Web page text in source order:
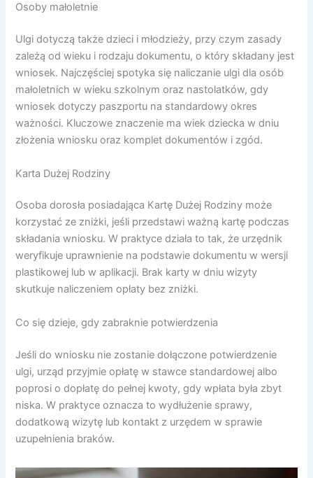
Osoby małoletnie
Ulgi dotyczą także dzieci i młodzieży, przy czym zasady
zależą od wieku i rodzaju dokumentu, o który składany jest
wniosek. Najczęściej spotyka się naliczanie ulgi dla osób
małoletnich w wieku szkolnym oraz nastolatków, gdy
wniosek dotyczy paszportu na standardowy okres
ważności. Kluczowe znaczenie ma wiek dziecka w dniu
złożenia wniosku oraz komplet dokumentów i zgód.
Karta Dużej Rodziny
Osoba dorosła posiadająca Kartę Dużej Rodziny może
korzystać ze zniżki, jeśli przedstawi ważną kartę podczas
składania wniosku. W praktyce działa to tak, że urzędnik
weryfikuje uprawnienie na podstawie dokumentu w wersji
plastikowej lub w aplikacji. Brak karty w dniu wizyty
skutkuje naliczeniem opłaty bez zniżki.
Co się dzieje, gdy zabraknie potwierdzenia
Jeśli do wniosku nie zostanie dołączone potwierdzenie
ulgi, urząd przyjmie opłatę w stawce standardowej albo
poprosi o dopłatę do pełnej kwoty, gdy wpłata była zbyt
niska. W praktyce oznacza to wydłużenie sprawy,
dodatkową wizytę lub kontakt z urzędem w sprawie
uzupełnienia braków.